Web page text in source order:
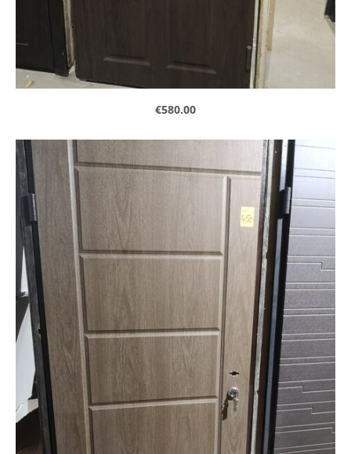
€580.00